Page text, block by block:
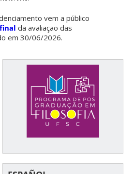
vem a público
da avaliação das
em 30/06/2026.